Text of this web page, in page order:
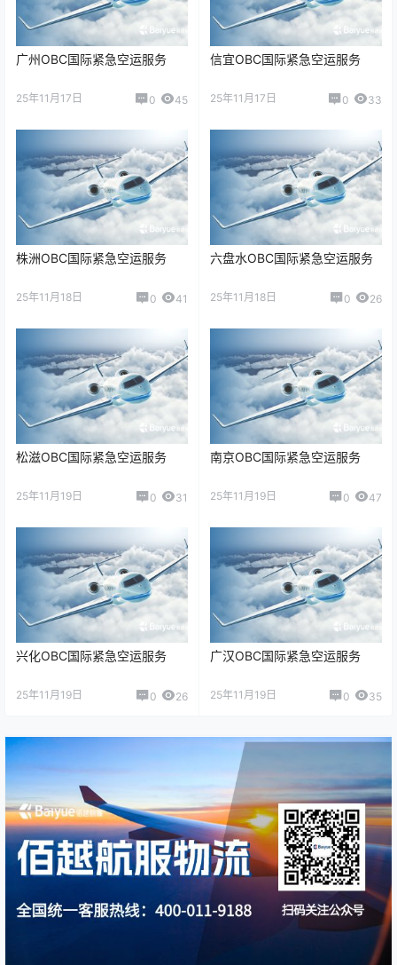
广州OBC国际紧急空运服务
25年11月17日 0 45
信宜OBC国际紧急空运服务
25年11月17日 0 33
株洲OBC国际紧急空运服务
25年11月18日 0 41
六盘水OBC国际紧急空运服务
25年11月18日 0 26
松滋OBC国际紧急空运服务
25年11月19日 0 31
南京OBC国际紧急空运服务
25年11月19日 0 47
兴化OBC国际紧急空运服务
25年11月19日 0 26
广汉OBC国际紧急空运服务
25年11月19日 0 35